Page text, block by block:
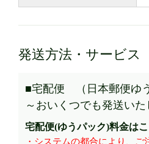
発送方法・サービス
■宅配便 （日本郵便ゆ
～おいくつでも発送いた
宅配便(ゆうパック)料金は
・システムの都合により、